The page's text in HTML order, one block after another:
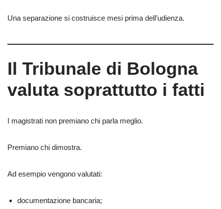
Una separazione si costruisce mesi prima dell’udienza.
Il Tribunale di Bologna
valuta soprattutto i fatti
I magistrati non premiano chi parla meglio.
Premiano chi dimostra.
Ad esempio vengono valutati:
documentazione bancaria;